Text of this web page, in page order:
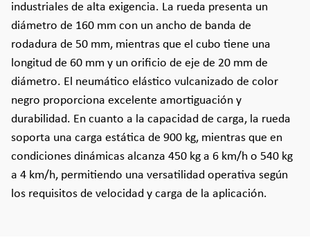
industriales de alta exigencia. La rueda presenta un
diámetro de 160 mm con un ancho de banda de
rodadura de 50 mm, mientras que el cubo tiene una
longitud de 60 mm y un orificio de eje de 20 mm de
diámetro. El neumático elástico vulcanizado de color
negro proporciona excelente amortiguación y
durabilidad. En cuanto a la capacidad de carga, la rueda
soporta una carga estática de 900 kg, mientras que en
condiciones dinámicas alcanza 450 kg a 6 km/h o 540 kg
a 4 km/h, permitiendo una versatilidad operativa según
los requisitos de velocidad y carga de la aplicación.